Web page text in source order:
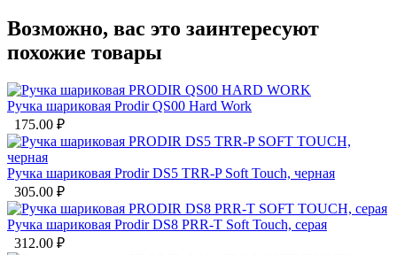
Возможно, вас это заинтересуют
похожие товары
Ручка шариковая Prodir QS00 Hard Work
175.00 ₽
Ручка шариковая Prodir DS5 TRR-P Soft Touch, черная
305.00 ₽
Ручка шариковая Prodir DS8 PRR-T Soft Touch, серая
312.00 ₽